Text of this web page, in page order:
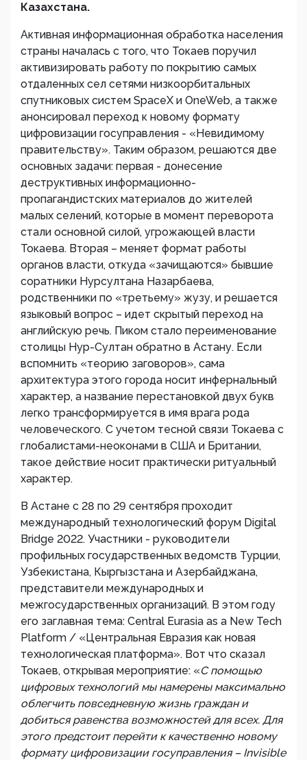
Казахстана.
Активная информационная обработка населения
страны началась с того, что Токаев поручил
активизировать работу по покрытию самых
отдаленных сел сетями низкоорбитальных
спутниковых систем SpaceX и OneWeb, а также
анонсировал переход к новому формату
цифровизации госуправления - «Невидимому
правительству». Таким образом, решаются две
основных задачи: первая - донесение
деструктивных информационно-
пропагандистских материалов до жителей
малых селений, которые в момент переворота
стали основной силой, угрожающей власти
Токаева. Вторая – меняет формат работы
органов власти, откуда «зачищаются» бывшие
соратники Нурсултана Назарбаева,
родственники по «третьему» жузу, и решается
языковый вопрос – идет скрытый переход на
английскую речь. Пиком стало переименование
столицы Нур-Султан обратно в Астану. Если
вспомнить «теорию заговоров», сама
архитектура этого города носит инфернальный
характер, а название перестановкой двух букв
легко трансформируется в имя врага рода
человеческого. С учетом тесной связи Токаева с
глобалистами-неоконами в США и Британии,
такое действие носит практически ритуальный
характер.
В Астане с 28 по 29 сентября проходит
международный технологический форум Digital
Bridge 2022. Участники - руководители
профильных государственных ведомств Турции,
Узбекистана, Кыргызстана и Азербайджана,
представители международных и
межгосударственных организаций. В этом году
его заглавная тема: Central Eurasia as a New Tech
Platform / «Центральная Евразия как новая
технологическая платформа». Вот что сказал
Токаев, открывая мероприятие: «С помощью
цифровых технологий мы намерены максимально
облегчить повседневную жизнь граждан и
добиться равенства возможностей для всех. Для
этого предстоит перейти к качественно новому
формату цифровизации госуправления – Invisible